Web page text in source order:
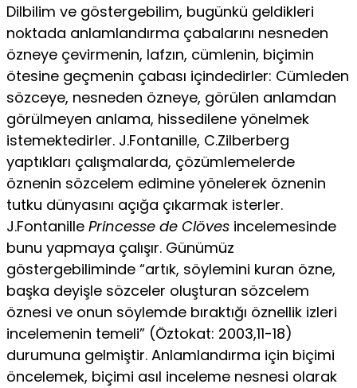
Dilbilim ve göstergebilim, bugünkü geldikleri
noktada an­lamlandırma çabalarını nesneden
özneye çevirmenin, lafzın, cümlenin, biçimin
ötesine geçmenin çabası içindedirler: Cüm­leden
sözceye, nesneden özneye, görülen anlamdan
görülme­yen anlama, hissedilene yönelmek
istemektedirler. J.Fontanille, C.Zilberberg
yaptıkları çalışmalarda, çözümlemelerde
öznenin sözcelem edimine yönelerek öznenin
tutku dünyasını açığa çı­karmak isterler.
J.Fontanille Princesse de Clöves incelemesinde
bunu yapmaya çalışır. Günümüz
göstergebiliminde “artık, söy­lemini kuran özne,
başka deyişle sözceler oluşturan sözcelem
öznesi ve onun söylemde bıraktığı öznellik izleri
incelemenin temeli” (Öztokat: 2003,11-18)
durumuna gelmiştir. Anlamlan­dırma için biçimi
öncelemek, biçimi asıl inceleme nesnesi ola­rak